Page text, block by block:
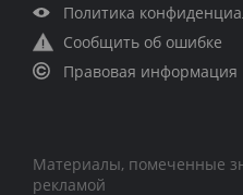
Политика
Сообщить об ошибке
Правовая информация
Материалы, помеченные
рекламой